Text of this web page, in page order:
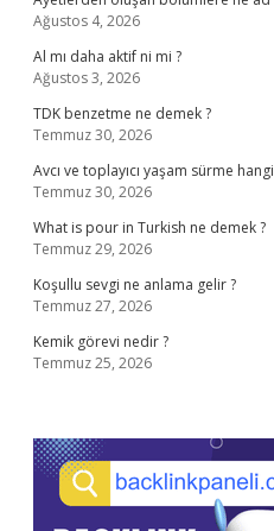
Ağustos 4, 2026
Al mı daha aktif ni mi ?
Ağustos 3, 2026
TDK benzetme ne demek ?
Temmuz 30, 2026
Avcı ve toplayıcı yaşam sürme
Temmuz 30, 2026
What is pour in Turkish ne demek ?
Temmuz 29, 2026
Koşullu sevgi ne anlama gelir ?
Temmuz 27, 2026
Kemik görevi nedir ?
Temmuz 25, 2026